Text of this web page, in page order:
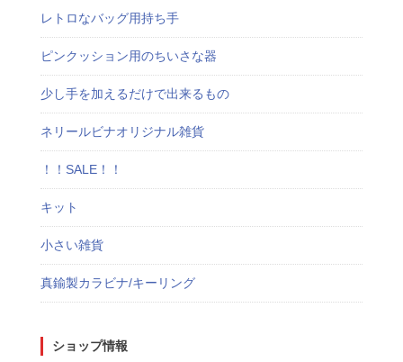
レトロなバッグ用持ち手
ピンクッション用のちいさな器
少し手を加えるだけで出来るもの
ネリールビナオリジナル雑貨
！！SALE！！
キット
小さい雑貨
真鍮製カラビナ/キーリング
ショップ情報